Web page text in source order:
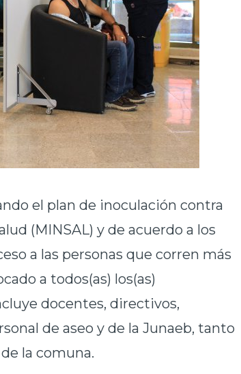
el plan de inoculación contra
(MINSAL) y de acuerdo a los
a las personas que corren más
a todos(as) los(as)
docentes, directivos,
de aseo y de la Junaeb, tanto
la comuna.